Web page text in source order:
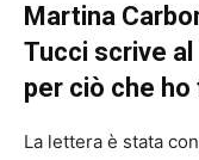
Martina
Tucci scrive al
per ciò che ho
La lettera è stata